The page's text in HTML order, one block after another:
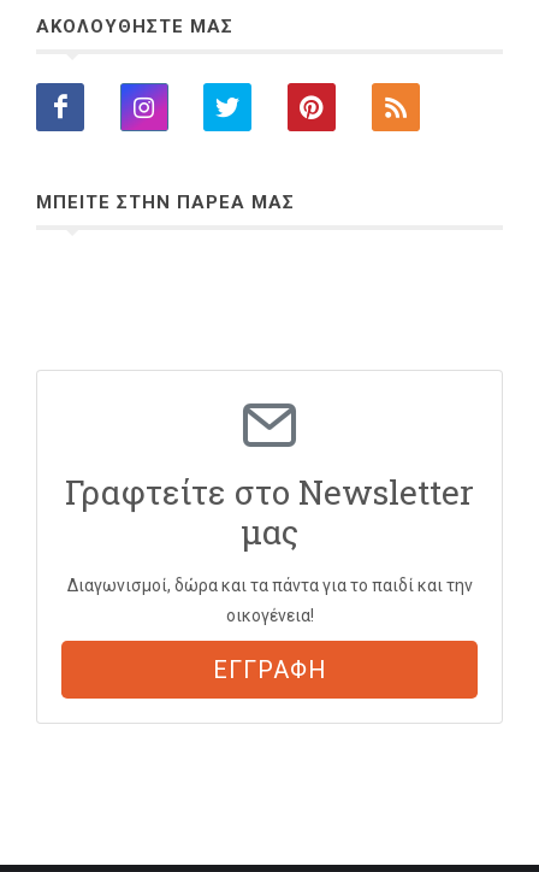
ΑΚΟΛΟΥΘΗΣΤΕ ΜΑΣ
ΜΠΕΙΤΕ ΣΤΗΝ ΠΑΡΕΑ ΜΑΣ
Γραφτείτε στο Newsletter
μας
Διαγωνισμοί, δώρα και τα πάντα για το παιδί και την
οικογένεια!
ΕΓΓΡΑΦΗ